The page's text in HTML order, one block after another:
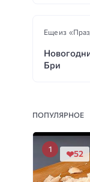
Еще из
Бри
ПОПУЛЯРНОЕ
52